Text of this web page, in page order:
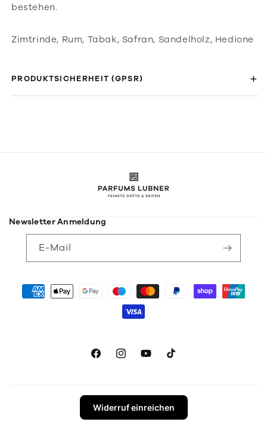
bestehen.
Zimtrinde, Rum, Tabak, Safran, Sandelholz, Hedione
PRODUKTSICHERHEIT (GPSR)
Newsletter Anmeldung
E-Mail
Zahlungsmethoden
FacebookInstagramYouTubeTikTok
Widerruf einreichen